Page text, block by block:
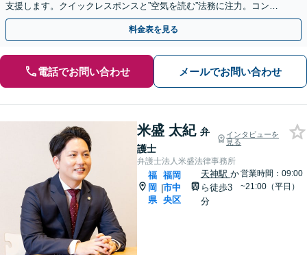
支援します。クイックレスポンスと”空気を読む”法務に注力。コンプ
ライアンス講師の実績多数【天神駅１分】
料金表を見る
電話でお問い合わせ メールでお問い合わせ
米盛 太紀 弁
護士
インタビューを
見る
弁護士法人米盛法律事務所
福
岡
県
|
福岡
市中
央区
天神駅 か
ら徒歩3
分
営業時間：09:00
~21:00（平日）